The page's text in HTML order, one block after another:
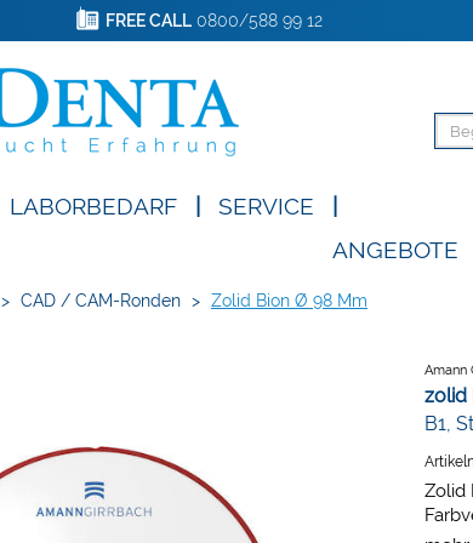
FREE CALL0800/588 99 12
LABORBEDARF SERVICE
ANGEBOTE
> CAD / CAM-Ronden > Zolid Bion Ø 98 Mm
Amann
zolid
B1,
Zolid